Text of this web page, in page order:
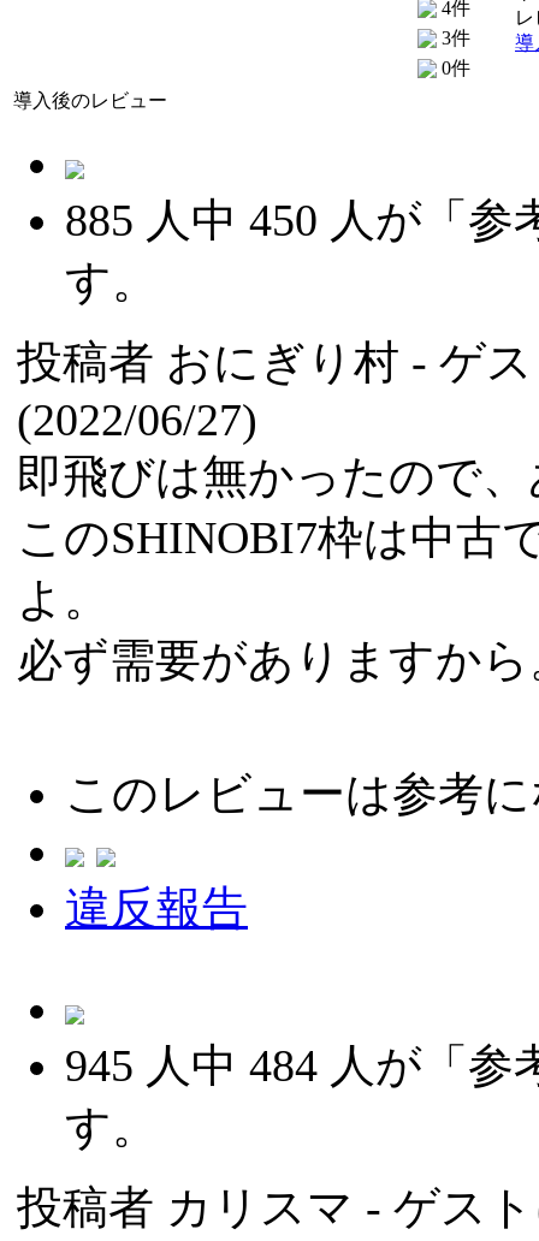
4件
3件
0件
導
導入後のレビュー
885 人中 450 人が「参
す。
投稿者 おにぎり村 - ゲ
(2022/06/27)
即飛びは無かったので
このSHINOBI7枠は中古
よ。
必ず需要がありますから
このレビューは参考
違反報告
945 人中 484 人が「参
す。
投稿者 カリスマ - ゲス